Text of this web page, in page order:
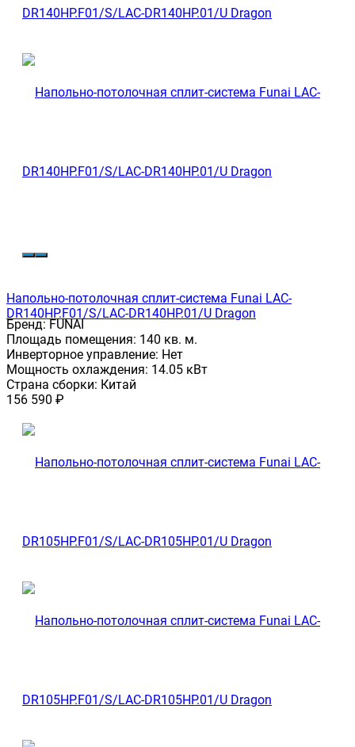
Напольно-потолочная сплит-система Funai LAC-
DR140HP.F01/S/LAC-DR140HP.01/U Dragon
Бренд:FUNAI
Площадь помещения: 140 кв. м.
Инверторное управление: Нет
Мощность охлаждения: 14.05 кВт
Страна сборки: Китай
156 590 ₽